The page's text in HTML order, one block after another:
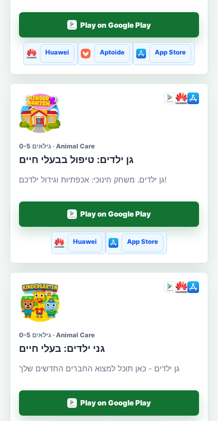
Play on Google Play
Huawei Aptoide App Store
גילאים 0-5 · Animal Care
גן ילדים: טיפול בבעלי חיים
גן ילדים. משחק חינוכי: אכפתיות וגידול ילדכם!
Play on Google Play
Huawei App Store
גילאים 0-5 · Animal Care
גני ילדים: בעלי חיים
גן ילדים - כאן תוכל למצוא החברים החדשים שלך
Play on Google Play